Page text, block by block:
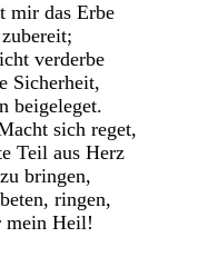
mir das Erbe
verderbe
Sicherheit,
beigeleget.
sich reget,
Teil aus Herz
bringen,
ringen,
mein Heil!